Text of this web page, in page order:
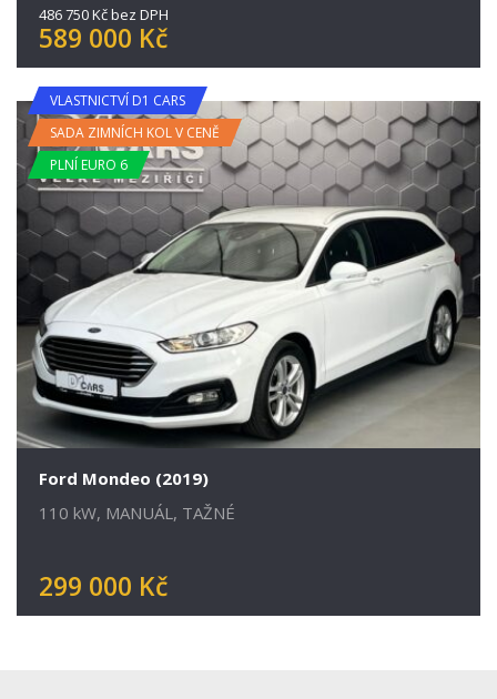
486 750 Kč bez DPH
589 000 Kč
VLASTNICTVÍ D1 CARS
SADA ZIMNÍCH KOL V CENĚ
PLNÍ EURO 6
Ford Mondeo (2019)
110 kW, MANUÁL, TAŽNÉ
299 000 Kč